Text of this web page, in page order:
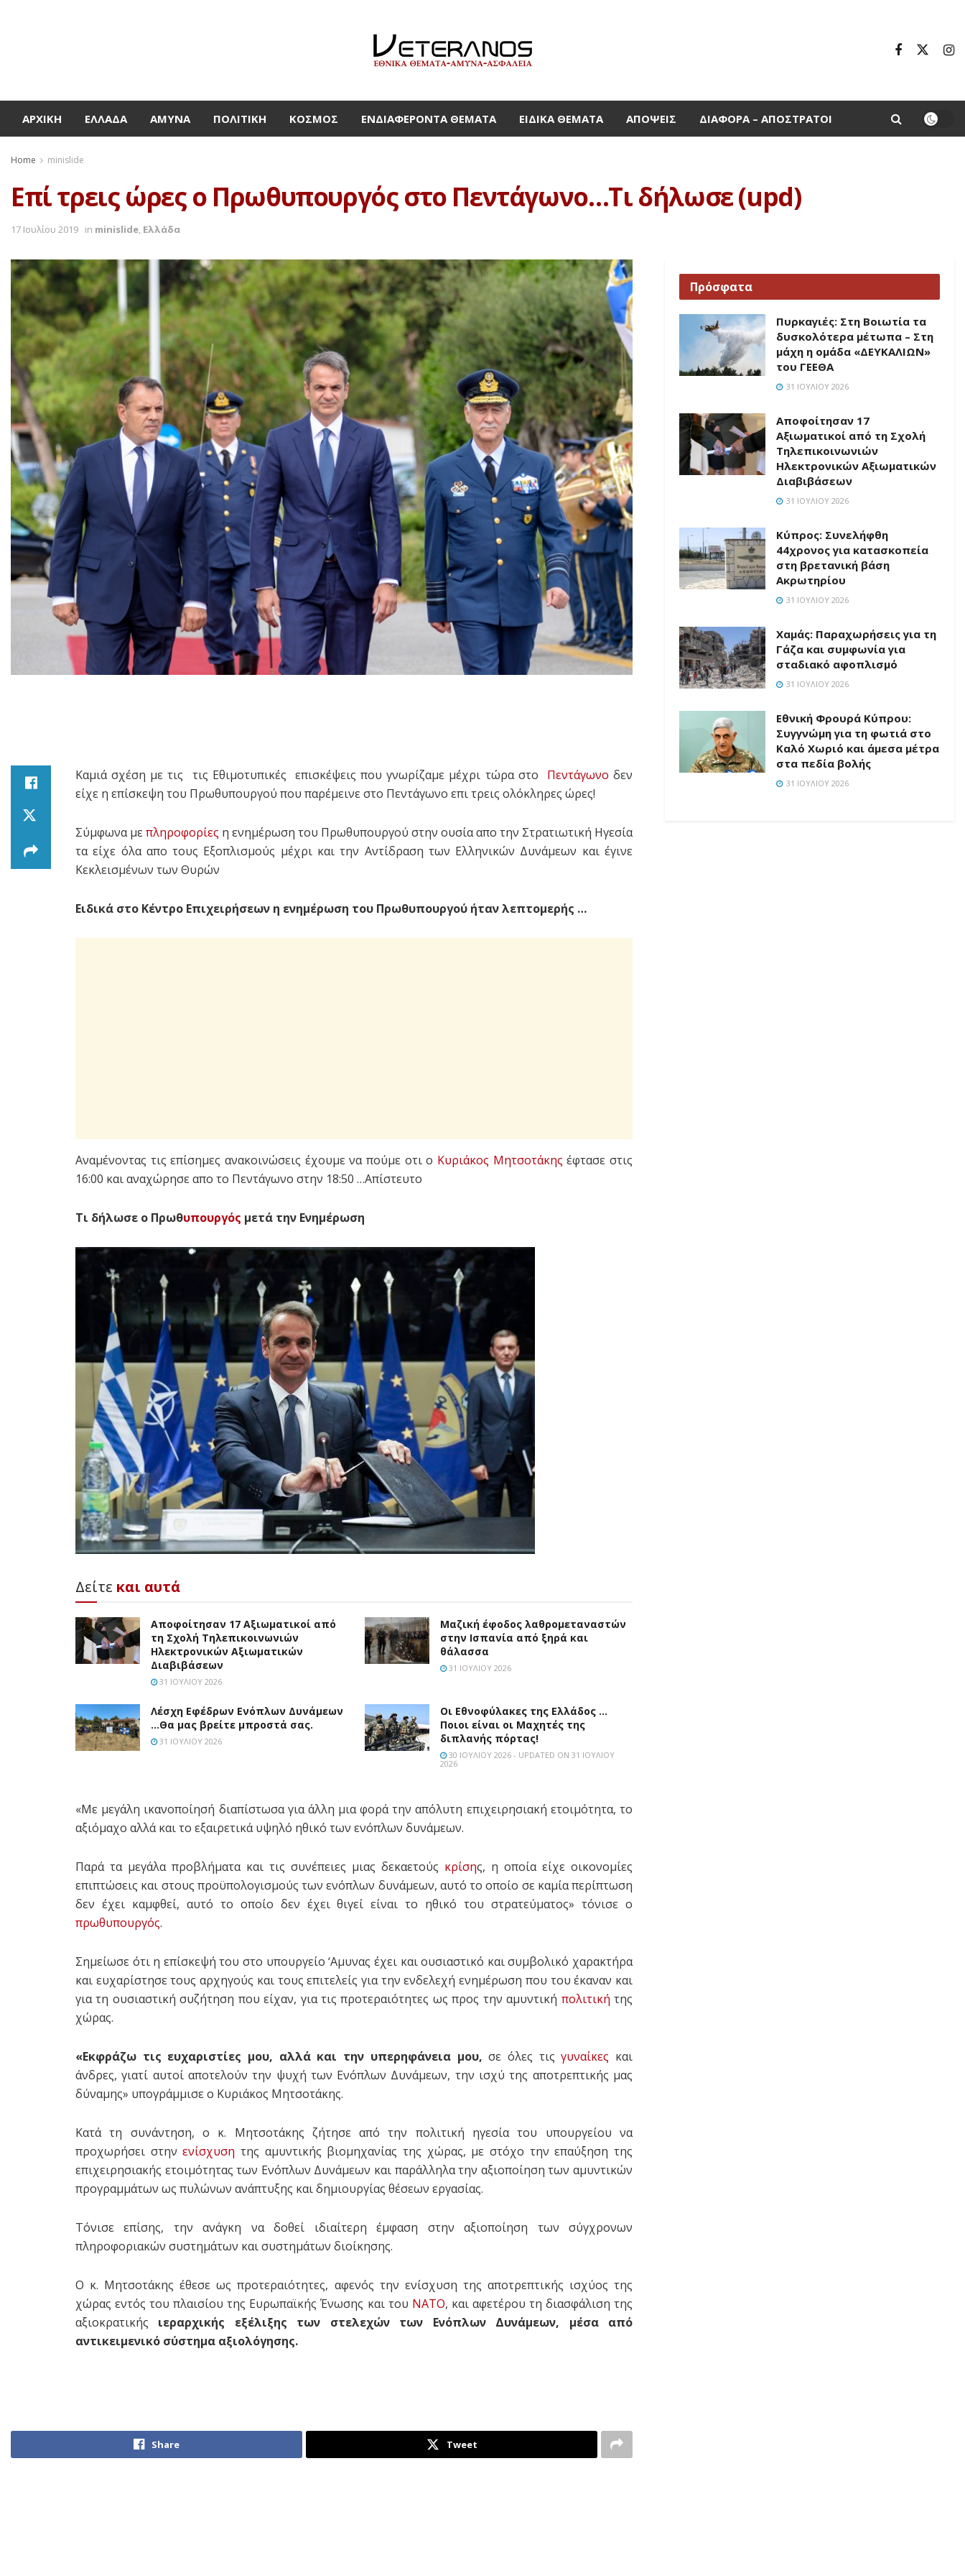
ΑΡΧΙΚΉ ΕΛΛΆΔΑ ΆΜΥΝΑ ΠΟΛΙΤΙΚΉ ΚΌΣΜΟΣ ΕΝΔΙΑΦΈΡΟΝΤΑ ΘΈΜΑΤΑ ΕΙΔΙΚΆ ΘΈΜΑΤΑ ΑΠΌΨΕΙΣ ΔΙΆΦΟΡΑ – ΑΠΌΣΤΡΑΤΟΙ
Home minislide
Επί τρεις ώρες ο Πρωθυπουργός στο Πεντάγωνο…Τι δήλωσε (upd)
17 Ιουλίου 2019 in minislide, Ελλάδα
Καμιά σχέση με τις τις Εθιμοτυπικές επισκέψεις που γνωρίζαμε μέχρι τώρα στο Πεντάγωνο δεν
είχε η επίσκεψη του Πρωθυπουργού που παρέμεινε στο Πεντάγωνο επι τρεις ολόκληρες ώρες!
Σύμφωνα μεπληροφορίες η ενημέρωση του Πρωθυπουργού στην ουσία απο την Στρατιωτική Ηγεσία
τα είχε όλα απο τους Εξοπλισμούς μέχρι και την Αντίδραση των Ελληνικών Δυνάμεων και έγινε
Κεκλεισμένων των Θυρών
Ειδικά στο Κέντρο Επιχειρήσεων η ενημέρωση του Πρωθυπουργού ήταν λεπτομερής …
Αναμένοντας τις επίσημες ανακοινώσεις έχουμε να πούμε οτι ο Κυριάκος Μητσοτάκης έφτασε στις
16:00 και αναχώρησε απο το Πεντάγωνο στην 18:50 …Απίστευτο
Τι δήλωσε ο Πρωθυπουργός μετά την Ενημέρωση
Δείτε και αυτά
Αποφοίτησαν 17 Αξιωματικοί από
τη Σχολή Τηλεπικοινωνιών
Ηλεκτρονικών Αξιωματικών
Διαβιβάσεων
31 ΙΟΥΛΊΟΥ 2026
Μαζική έφοδος λαθρομεταναστών
στην Ισπανία από ξηρά και
θάλασσα
31 ΙΟΥΛΊΟΥ 2026
Λέσχη Εφέδρων Ενόπλων Δυνάμεων
…Θα μας βρείτε μπροστά σας.
31 ΙΟΥΛΊΟΥ 2026
Οι Εθνοφύλακες της Ελλάδος …
Ποιοι είναι οι Μαχητές της
διπλανής πόρτας!
30 ΙΟΥΛΊΟΥ 2026 - UPDATED ON 31 ΙΟΥΛΊΟΥ
2026
«Με μεγάλη ικανοποίησή διαπίστωσα για άλλη μια φορά την απόλυτη επιχειρησιακή ετοιμότητα, το
αξιόμαχο αλλά και το εξαιρετικά υψηλό ηθικό των ενόπλων δυνάμεων.
Παρά τα μεγάλα προβλήματα και τις συνέπειες μιας δεκαετούς κρίσης, η οποία είχε οικονομίες
επιπτώσεις και στους προϋπολογισμούς των ενόπλων δυνάμεων, αυτό το οποίο σε καμία περίπτωση
δεν έχει καμφθεί, αυτό το οποίο δεν έχει θιγεί είναι το ηθικό του στρατεύματος» τόνισε ο
πρωθυπουργός.
Σημείωσε ότι η επίσκεψή του στο υπουργείο ‘Αμυνας έχει και ουσιαστικό και συμβολικό χαρακτήρα
και ευχαρίστησε τους αρχηγούς και τους επιτελείς για την ενδελεχή ενημέρωση που του έκαναν και
για τη ουσιαστική συζήτηση που είχαν, για τις προτεραιότητες ως προς την αμυντική πολιτική της
χώρας.
«Εκφράζω τις ευχαριστίες μου, αλλά και την υπερηφάνεια μου, σε όλες τιςγυναίκες και
άνδρες, γιατί αυτοί αποτελούν την ψυχή των Ενόπλων Δυνάμεων, την ισχύ της αποτρεπτικής μας
δύναμης» υπογράμμισε ο Κυριάκος Μητσοτάκης.
Κατά τη συνάντηση, ο κ. Μητσοτάκης ζήτησε από την πολιτική ηγεσία του υπουργείου να
προχωρήσει στηνενίσχυση της αμυντικής βιομηχανίας της χώρας, με στόχο την επαύξηση της
επιχειρησιακής ετοιμότητας των Ενόπλων Δυνάμεων και παράλληλα την αξιοποίηση των αμυντικών
προγραμμάτων ως πυλώνων ανάπτυξης και δημιουργίας θέσεων εργασίας.
Τόνισε επίσης, την ανάγκη να δοθεί ιδιαίτερη έμφαση στην αξιοποίηση των σύγχρονων
πληροφοριακών συστημάτων και συστημάτων διοίκησης.
Ο κ. Μητσοτάκης έθεσε ως προτεραιότητες, αφενός την ενίσχυση της αποτρεπτικής ισχύος της
χώρας εντός του πλαισίου της Ευρωπαϊκής Ένωσης και του ΝΑΤΟ, και αφετέρου τη διασφάλιση της
αξιοκρατικής ιεραρχικής εξέλιξης των στελεχών των Ενόπλων Δυνάμεων, μέσα από
αντικειμενικό σύστημα αξιολόγησης.
Share Tweet
Πρόσφατα
Πυρκαγιές: Στη Βοιωτία τα
δυσκολότερα μέτωπα – Στη
μάχη η ομάδα «ΔΕΥΚΑΛΙΩΝ»
του ΓΕΕΘΑ
31 ΙΟΥΛΊΟΥ 2026
Αποφοίτησαν 17
Αξιωματικοί από τη Σχολή
Τηλεπικοινωνιών
Ηλεκτρονικών Αξιωματικών
Διαβιβάσεων
31 ΙΟΥΛΊΟΥ 2026
Κύπρος: Συνελήφθη
44χρονος για κατασκοπεία
στη βρετανική βάση
Ακρωτηρίου
31 ΙΟΥΛΊΟΥ 2026
Χαμάς: Παραχωρήσεις για τη
Γάζα και συμφωνία για
σταδιακό αφοπλισμό
31 ΙΟΥΛΊΟΥ 2026
Εθνική Φρουρά Κύπρου:
Συγγνώμη για τη φωτιά στο
Καλό Χωριό και άμεσα μέτρα
στα πεδία βολής
31 ΙΟΥΛΊΟΥ 2026